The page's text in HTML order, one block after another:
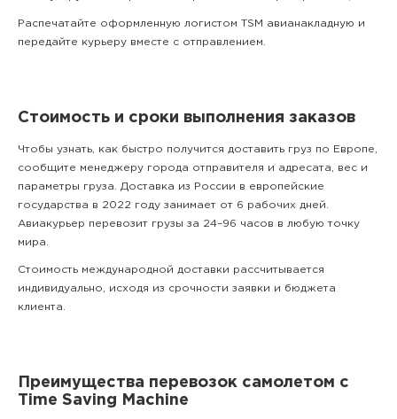
Распечатайте оформленную логистом TSM авианакладную и
передайте курьеру вместе с отправлением.
Стоимость и сроки выполнения заказов
Чтобы узнать, как быстро получится доставить груз по Европе,
сообщите менеджеру города отправителя и адресата, вес и
параметры груза. Доставка из России в европейские
государства в 2022 году занимает от 6 рабочих дней.
Авиакурьер перевозит грузы за 24–96 часов в любую точку
мира.
Стоимость международной доставки рассчитывается
индивидуально, исходя из срочности заявки и бюджета
клиента.
Преимущества перевозок самолетом с
Time Saving Machine